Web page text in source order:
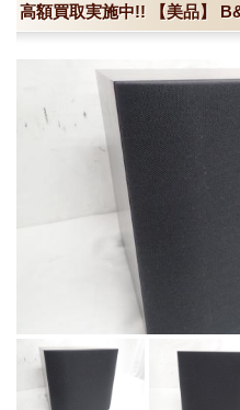
高額買取実施中!! 【美品】